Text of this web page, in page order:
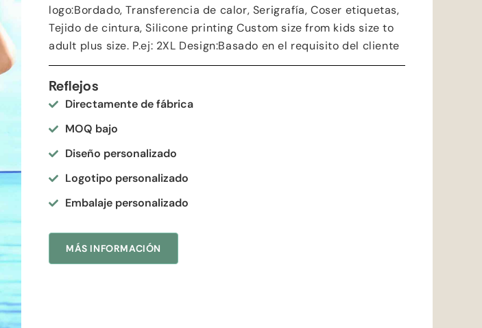
logo:Bordado, Transferencia de calor, Serigrafía, Coser etiquetas,
Tejido de cintura,Silicone printing Custom size from kids size to
adult plus size. P.ej: 2XL Design:Basado en el requisito del cliente
Reflejos
Directamente de fábrica
MOQ bajo
Diseño personalizado
Logotipo personalizado
Embalaje personalizado
MÁS INFORMACIÓN